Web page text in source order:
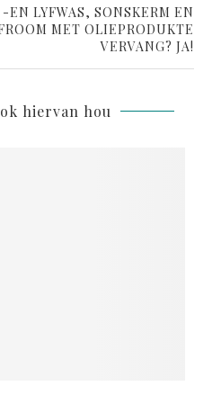
EN LYFWAS, SONSKERM EN
MET OLIEPRODUKTE
VERVANG? JA!
hiervan hou